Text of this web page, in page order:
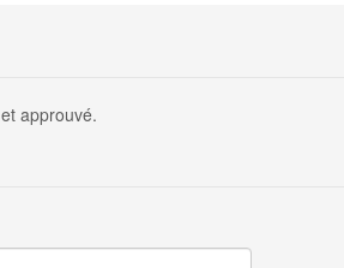
approuvé.